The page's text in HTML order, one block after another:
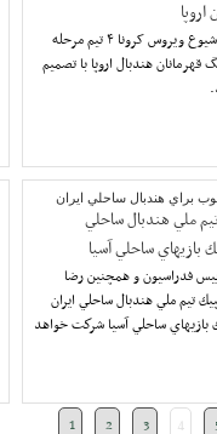
اروپا
به دلیل شیوع ویروس کرونا ۴ تیم مرحله
قهرمانان هندبال اروپا با تصمیم
براي هندبال ساحلي ايران
ملي هندبال ساحلي
بازيهاي ساحلي آسيا
فدراسيون و همچنين رضا
تيم ملي هندبال ساحلي ايران
بازيهاي ساحلي آسيا شركت خواهد
1 2 3 4